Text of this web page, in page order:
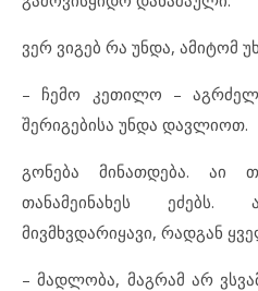
ვერ ვიგებ რა უნდა, ამიტომ
– ჩემო კეთილო –
შერიგებისა უნდა დავლიოთ.
გონება მინათდება. აი
თანამეინახეს
მივმხვდარიყავი, რადგან
– მადლობა, მაგრამ არ